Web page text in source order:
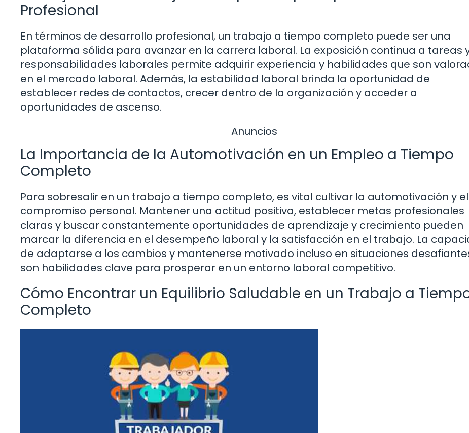
Profesional
En términos de desarrollo profesional, un trabajo a tiempo completo puede ser una
plataforma sólida para avanzar en la carrera laboral. La exposición continua a tareas
responsabilidades laborales permite adquirir experiencia y habilidades que son
en el mercado laboral. Además, la estabilidad laboral brinda la oportunidad de
establecer redes de contactos, crecer dentro de la organización y acceder a
oportunidades de ascenso.
Anuncios
La Importancia de la Automotivación en un Empleo a Tiempo
Completo
Para sobresalir en un trabajo a tiempo completo, es vital cultivar la automotivación y el
compromiso personal. Mantener una actitud positiva, establecer metas profesionales
claras y buscar constantemente oportunidades de aprendizaje y crecimiento pueden
marcar la diferencia en el desempeño laboral y la satisfacción en el trabajo. La
de adaptarse a los cambios y mantenerse motivado incluso en situaciones
son habilidades clave para prosperar en un entorno laboral competitivo.
Cómo Encontrar un Equilibrio Saludable en un Trabajo a
Completo